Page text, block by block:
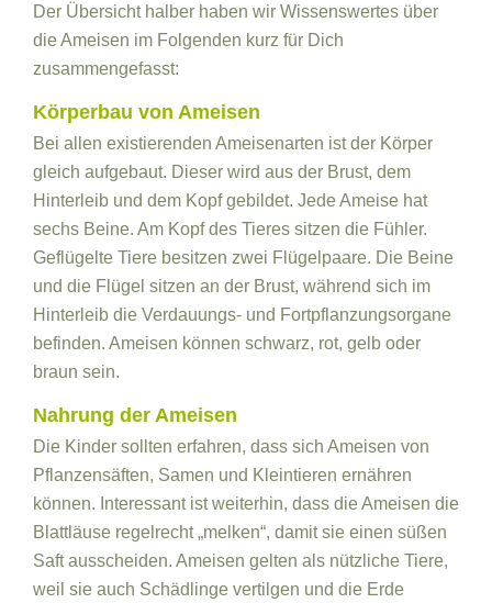
Der Übersicht halber haben wir Wissenswertes über
die Ameisen im Folgenden kurz für Dich
zusammengefasst:
Körperbau von Ameisen
Bei allen existierenden Ameisenarten ist der Körper
gleich aufgebaut. Dieser wird aus der Brust, dem
Hinterleib und dem Kopf gebildet. Jede Ameise hat
sechs Beine. Am Kopf des Tieres sitzen die Fühler.
Geflügelte Tiere besitzen zwei Flügelpaare. Die Beine
und die Flügel sitzen an der Brust, während sich im
Hinterleib die Verdauungs- und Fortpflanzungsorgane
befinden. Ameisen können schwarz, rot, gelb oder
braun sein.
Nahrung der Ameisen
Die Kinder sollten erfahren, dass sich Ameisen von
Pflanzensäften, Samen und Kleintieren ernähren
können. Interessant ist weiterhin, dass die Ameisen die
Blattläuse regelrecht „melken“, damit sie einen süßen
Saft ausscheiden. Ameisen gelten als nützliche Tiere,
weil sie auch Schädlinge vertilgen und die Erde